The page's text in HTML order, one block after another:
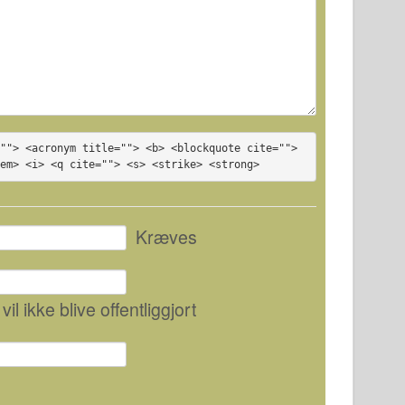
<acronym title=""> <b> <blockquote cite="">
<i> <q cite=""> <s> <strike> <strong>
Kræves
ikke blive offentliggjort